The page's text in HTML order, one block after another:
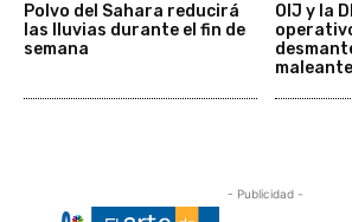
Polvo del Sahara reducirá
las lluvias durante el fin de
semana
OIJ y la
- Publicidad -